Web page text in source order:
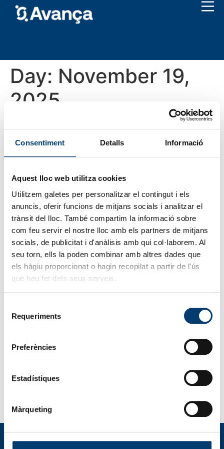
Consentiment Detalls Informació
Aquest lloc web utilitza cookies
Utilitzem galetes per personalitzar el contingut i els
anuncis, oferir funcions de mitjans socials i analitzar el
trànsit del lloc. També compartim la informació sobre
com feu servir el nostre lloc amb els partners de mitjans
socials, de publicitat i d'anàlisis amb qui col·laborem. Al
seu torn, ells la poden combinar amb altres dades que
els hàgiu proporcionat o hagin recopilat a partir de l'ús
que heu fet dels seus serveis.
Requeriments
Preferències
Estadístiques
Màrqueting
Day: November 19,
2025
Quan la feina s’accelera, la
resposta ha de ser
s’accelera. Temporades altes, projectes puntuals,
obliguen a reforçar equips amb urgència. En aquests
contextos, la flexibilitat i la rapidesa de resposta són
Activa ho sabem de primera mà. Ens dediquem a […]